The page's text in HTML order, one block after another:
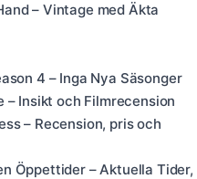
– Vintage med Äkta
4 – Inga Nya Säsonger
– Insikt och Filmrecension
– Recension, pris och
Öppettider – Aktuella Tider,